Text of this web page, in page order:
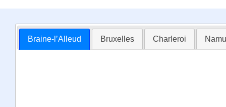
Braine-l’Alleud Bruxelles Charleroi